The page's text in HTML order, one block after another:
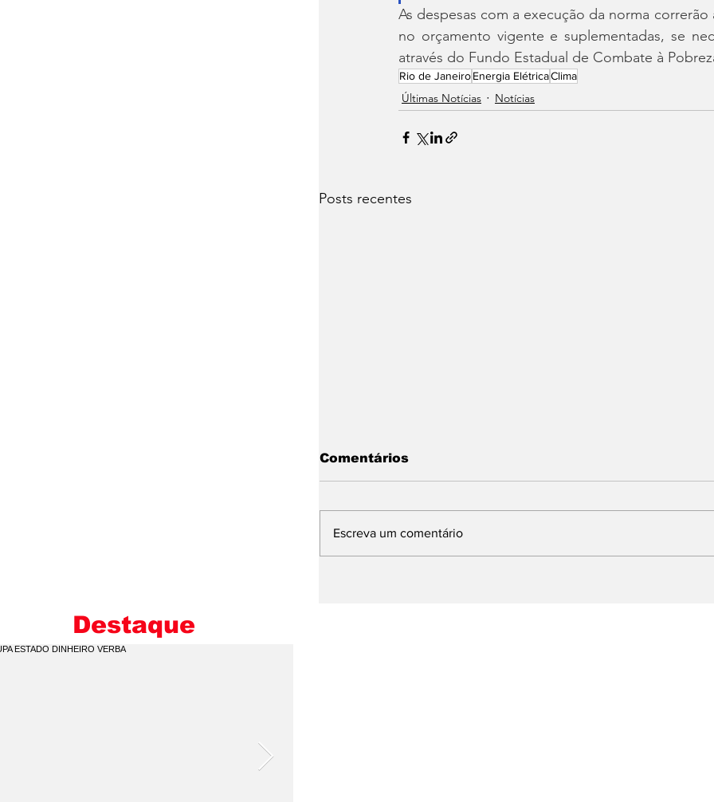
As despesas com a execução da norma
no orçamento vigente e suplementadas, se
através do Fundo Estadual de Combate à
Rio de JaneiroEnergia ElétricaClima
Últimas Notícias Notícias
Posts recentes
Comentários
Escreva um comentário
Destaque